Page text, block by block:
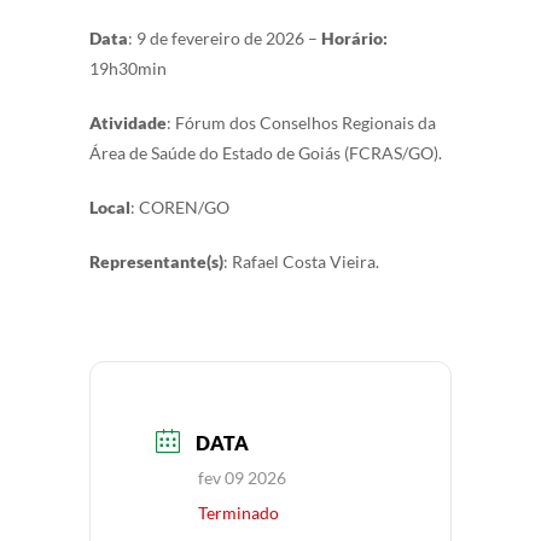
Data: 9 de fevereiro de 2026 – Horário:
19h30min
Atividade: Fórum dos Conselhos Regionais da
Área de Saúde do Estado de Goiás (FCRAS/GO).
Local: COREN/GO
Representante(s): Rafael Costa Vieira.
DATA
fev 09 2026
Terminado